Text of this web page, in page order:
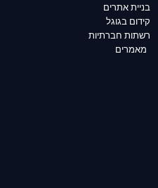
בניית אתרים
קידום בגוגל
רשתות חברתיות
מאמרים